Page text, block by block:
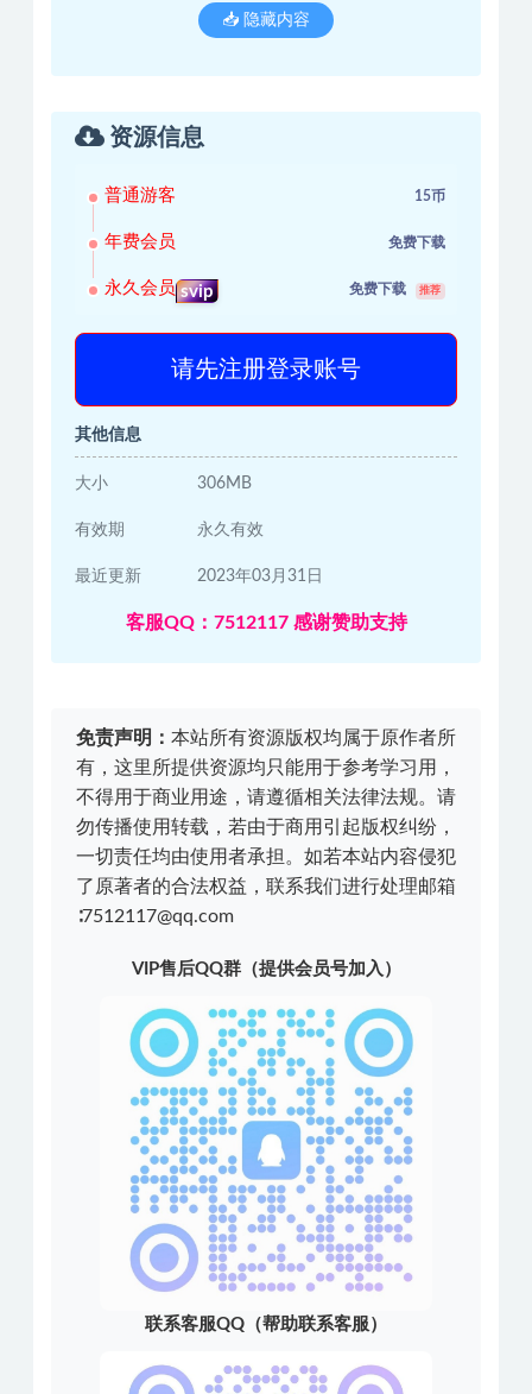
📥 隐藏内容
资源信息
普通游客 15币
年费会员 免费下载
永久会员 svip 免费下载 推荐
请先注册登录账号
其他信息
大小 306MB
有效期 永久有效
最近更新 2023年03月31日
客服QQ：7512117 感谢赞助支持
免责声明： 本站所有资源版权均属于原作者所
有，这里所提供资源均只能用于参考学习用，
不得用于商业用途，请遵循相关法律法规。请
勿传播使用转载，若由于商用引起版权纠纷，
一切责任均由使用者承担。如若本站内容侵犯
了原著者的合法权益，联系我们进行处理邮箱
∶7512117@qq.com
VIP售后QQ群（提供会员号加入）
联系客服QQ（帮助联系客服）